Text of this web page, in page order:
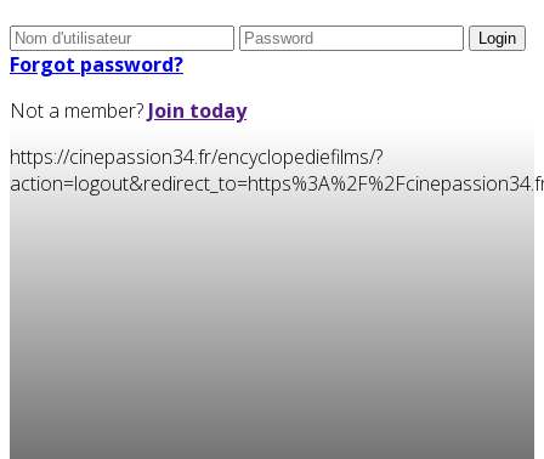
Forgot password?
Not a member? Join today
https://cinepassion34.fr/encyclopediefilms/?